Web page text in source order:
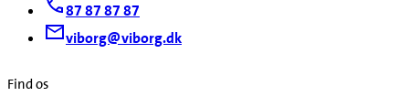
87 87 87 87
viborg@viborg.dk
Find os